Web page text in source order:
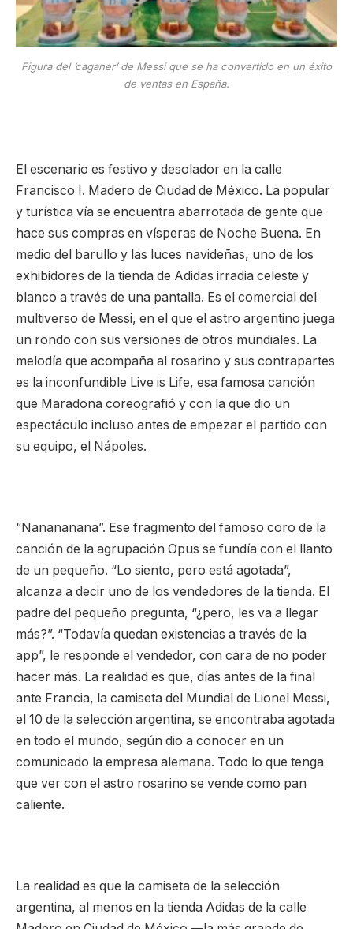
Figura del ‘caganer’ de Messi que se ha convertido en un éxito
de ventas en España.
El escenario es festivo y desolador en la calle
Francisco I. Madero de Ciudad de México. La popular
y turística vía se encuentra abarrotada de gente que
hace sus compras en vísperas de Noche Buena. En
medio del barullo y las luces navideñas, uno de los
exhibidores de la tienda de Adidas irradia celeste y
blanco a través de una pantalla. Es el comercial del
multiverso de Messi, en el que el astro argentino juega
un rondo con sus versiones de otros mundiales. La
melodía que acompaña al rosarino y sus contrapartes
es la inconfundible Live is Life, esa famosa canción
que Maradona coreografió y con la que dio un
espectáculo incluso antes de empezar el partido con
su equipo, el Nápoles.
“Nanananana”. Ese fragmento del famoso coro de la
canción de la agrupación Opus se fundía con el llanto
de un pequeño. “Lo siento, pero está agotada”,
alcanza a decir uno de los vendedores de la tienda. El
padre del pequeño pregunta, “¿pero, les va a llegar
más?”. “Todavía quedan existencias a través de la
app”, le responde el vendedor, con cara de no poder
hacer más. La realidad es que, días antes de la final
ante Francia, la camiseta del Mundial de Lionel Messi,
el 10 de la selección argentina, se encontraba agotada
en todo el mundo, según dio a conocer en un
comunicado la empresa alemana. Todo lo que tenga
que ver con el astro rosarino se vende como pan
caliente.
La realidad es que la camiseta de la selección
argentina, al menos en la tienda Adidas de la calle